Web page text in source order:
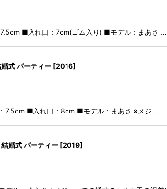
■入れ口：7cm(ゴム入り) ■モデル：まあさ …
式 パーティー [2016]
■入れ口：8cm ■モデル：まあさ ※メジ…
婚式 パーティー [2019]